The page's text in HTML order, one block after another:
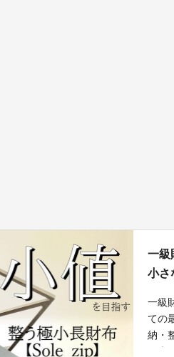
一級
小さ
一級
ての
納・